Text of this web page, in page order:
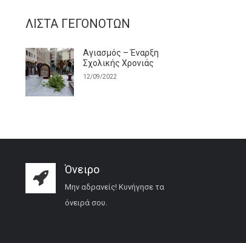
ΛΊΣΤΑ ΓΕΓΟΝΌΤΩΝ
Αγιασμός – Έναρξη
Σχολικής Χρονιάς
12/09/2022
Όνειρο
Μην αδρανείς! Κυνήγησε τα
όνειρά σου.